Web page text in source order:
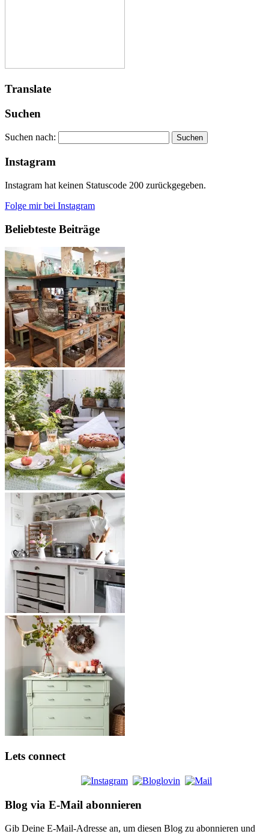
Translate
Suchen
Suchen nach:
Instagram
Instagram hat keinen Statuscode 200 zurückgegeben.
Folge mir bei Instagram
Beliebteste Beiträge
Lets connect
Blog via E-Mail abonnieren
Gib Deine E-Mail-Adresse an, um diesen Blog zu abonnieren und